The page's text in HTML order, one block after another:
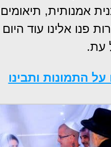
תיאומים
אלינו עוד היום
עת.
התמונות ותבינו